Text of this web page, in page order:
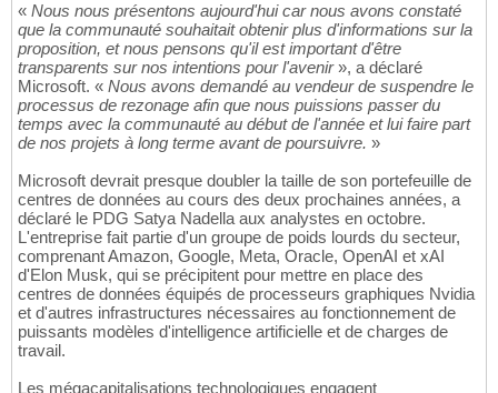
« Nous nous présentons aujourd'hui car nous avons constaté
que la communauté souhaitait obtenir plus d'informations sur la
proposition, et nous pensons qu'il est important d'être
transparents sur nos intentions pour l'avenir», a déclaré
Microsoft. « Nous avons demandé au vendeur de suspendre le
processus de rezonage afin que nous puissions passer du
temps avec la communauté au début de l'année et lui faire part
de nos projets à long terme avant de poursuivre. »
Microsoft devrait presque doubler la taille de son portefeuille de
centres de données au cours des deux prochaines années, a
déclaré le PDG Satya Nadella aux analystes en octobre.
L'entreprise fait partie d'un groupe de poids lourds du secteur,
comprenant Amazon, Google, Meta, Oracle, OpenAI et xAI
d'Elon Musk, qui se précipitent pour mettre en place des
centres de données équipés de processeurs graphiques Nvidia
et d'autres infrastructures nécessaires au fonctionnement de
puissants modèles d'intelligence artificielle et de charges de
travail.
Les mégacapitalisations technologiques engagent